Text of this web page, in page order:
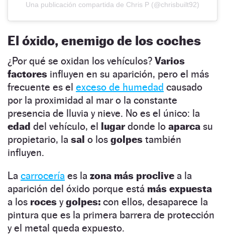
Una publicación compartida de Chris P (@chrisbuilt92)
El óxido, enemigo de los coches
¿Por qué se oxidan los vehículos? Varios
factores influyen en su aparición, pero el más
frecuente es el exceso de humedad causado
por la proximidad al mar o la constante
presencia de lluvia y nieve. No es el único: la
edad del vehículo, el lugardonde lo aparca su
propietario, la sal o los golpes también
influyen.
La carrocería es la zona más proclive a la
aparición del óxido porque está más expuesta
a los roces ygolpes: con ellos, desaparece la
pintura que es la primera barrera de protección
y el metal queda expuesto.